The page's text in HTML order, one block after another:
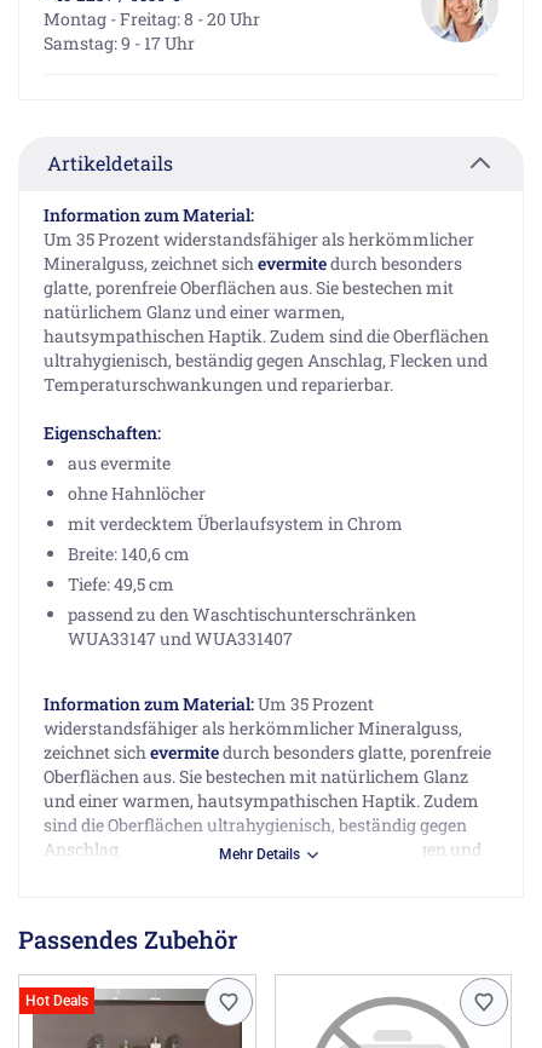
Montag - Freitag: 8 - 20 Uhr
Samstag: 9 - 17 Uhr
Artikeldetails
Information zum Material:
Um 35 Prozent widerstandsfähiger als herkömmlicher
Mineralguss, zeichnet sichevermitedurch besonders
glatte, porenfreie Oberflächen aus. Sie bestechen mit
natürlichem Glanz und einer warmen,
hautsympathischen Haptik. Zudem sind die Oberflächen
ultrahygienisch, beständig gegen Anschlag, Flecken und
Temperaturschwankungen und reparierbar.
Eigenschaften:
aus evermite
ohne Hahnlöcher
mit verdecktem Überlaufsystem in Chrom
Breite: 140,6 cm
Tiefe: 49,5 cm
passend zu den Waschtischunterschränken
WUA33147 und WUA331407
Information zum Material:Um 35 Prozent
widerstandsfähiger als herkömmlicher Mineralguss,
zeichnet sichevermitedurch besonders glatte, porenfreie
Oberflächen aus. Sie bestechen mit natürlichem Glanz
und einer warmen, hautsympathischen Haptik. Zudem
sind die Oberflächen ultrahygienisch, beständig gegen
Anschlag, Flecken und Temperaturschwankungen und
Herstellerinformationen
puris Bad GmbH & Co. KG, Hinterm Gallberg 6a, 59929
Brilon DE, mail@puris.de
Mehr Details
Passendes Zubehör
Hot Deals